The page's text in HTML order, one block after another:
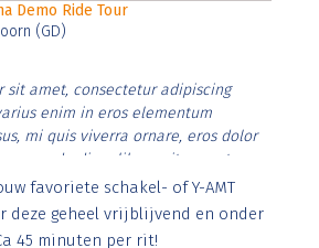
Demo Ride Tour
(GD)
sit amet, consectetur adipiscing
enim in eros elementum
mi quis viverra ornare, eros dolor
diam libero vitae erat.
et justo cursus id rutrum lorem
sem vitae risus tristique posuere.
favoriete schakel- of Y-AMT
deze geheel vrijblijvend en onder
45 minuten per rit!